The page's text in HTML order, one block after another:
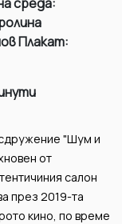
Плакат:
"Шум и
от
салон
през 2019-та
кино, по време